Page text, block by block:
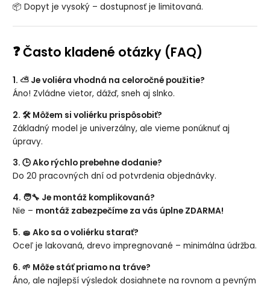
📦 Dopyt je vysoký – dostupnosť je limitovaná.
❓Často kladené otázky (FAQ)
1. ⛅ Je voliéra vhodná na celoročné použitie?
Áno! Zvládne vietor, dážď, sneh aj slnko.
2. 🛠️ Môžem si voliérku prispôsobiť?
Základný model je univerzálny, ale vieme ponúknuť aj
úpravy.
3. 🕒 Ako rýchlo prebehne dodanie?
Do 20 pracovných dní od potvrdenia objednávky.
4. 🧑‍🔧 Je montáž komplikovaná?
Nie – montáž zabezpečíme za vás úplne ZDARMA!
5. 🧽 Ako sa o voliérku starať?
Oceľ je lakovaná, drevo impregnované – minimálna údržba.
6. 🌱 Môže stáť priamo na tráve?
Áno, ale najlepší výsledok dosiahnete na rovnom a pevným